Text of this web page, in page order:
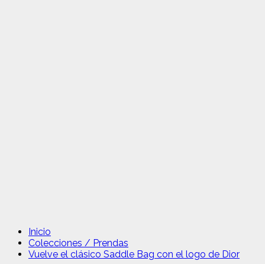
Inicio
Colecciones / Prendas
Vuelve el clásico Saddle Bag con el logo de Dior